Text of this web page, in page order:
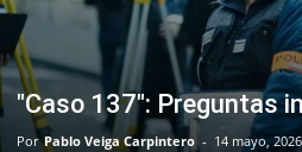
"Caso 137": Preguntas
Por Pablo Veiga Carpintero - 14 mayo, 2026